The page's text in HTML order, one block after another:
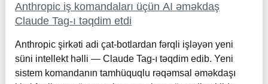
Anthropic iş komandaları üçün AI əməkdaş
Claude Tag-ı təqdim etdi
Anthropic şirkəti adi çat-botlardan fərqli işləyən yeni
süni intellekt həlli — Claude Tag-ı təqdim edib. Yeni
sistem komandanın tamhüquqlu rəqəmsal əməkdaşı